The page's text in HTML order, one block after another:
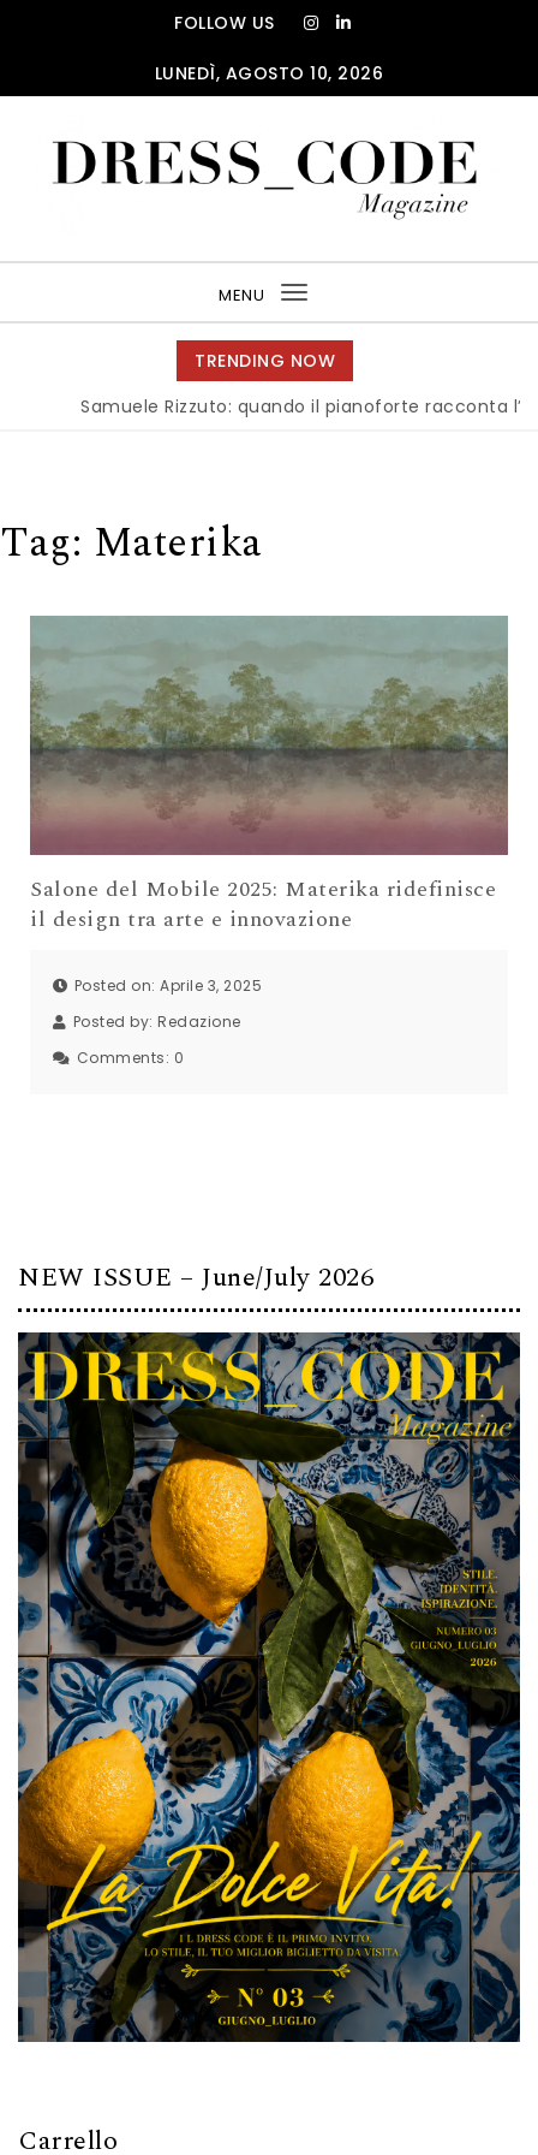
FOLLOW US
LUNEDÌ, AGOSTO 10, 2026
MENU
Toggle
navigation
TRENDING NOW
Samuele Rizzuto: quando il pianoforte racconta
Tag: Materika
Salone del Mobile 2025: Materika ridefinisce
il design tra arte e innovazione
Posted on: Aprile 3, 2025
Posted by: Redazione
Comments: 0
NEW ISSUE – June/July 2026
Carrello